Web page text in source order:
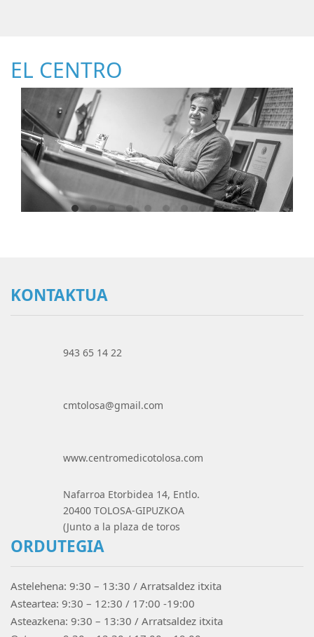
EL CENTRO
KONTAKTUA
943 65 14 22
cmtolosa@gmail.com
www.centromedicotolosa.com
Nafarroa Etorbidea 14, Entlo.
20400 TOLOSA-GIPUZKOA
(Junto a la plaza de toros
ORDUTEGIA
Astelehena: 9:30 – 13:30 / Arratsaldez itxita
Asteartea: 9:30 – 12:30 / 17:00 -19:00
Asteazkena: 9:30 – 13:30 / Arratsaldez itxita